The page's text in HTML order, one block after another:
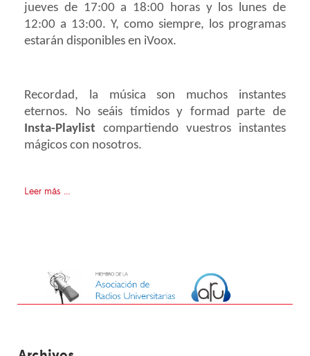
jueves de 17:00 a 18:00 horas y los lunes de
12:00 a 13:00. Y, como siempre, los programas
estarán disponibles en iVoox.
Recordad, la música son muchos instantes
eternos. No seáis tímidos y formad parte de
Insta-Playlist compartiendo vuestros instantes
mágicos con nosotros.
Leer más ...